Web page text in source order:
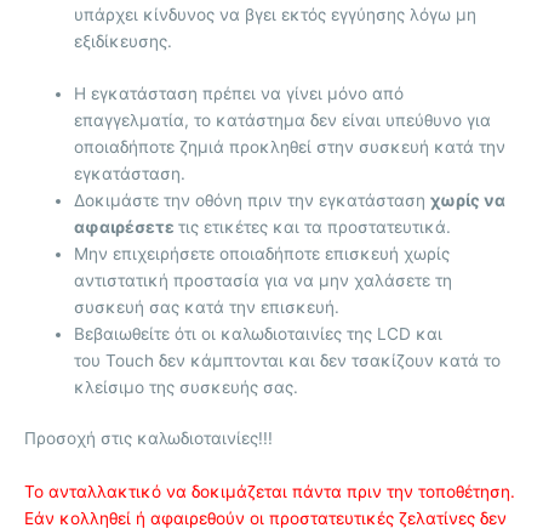
υπάρχει κίνδυνος να βγει εκτός εγγύησης λόγω μη
εξιδίκευσης.
Η εγκατάσταση πρέπει να γίνει μόνο από
επαγγελματία, το κατάστημα δεν είναι υπεύθυνο για
οποιαδήποτε ζημιά προκληθεί στην συσκευή κατά την
εγκατάσταση.
Δοκιμάστε την οθόνη πριν την εγκατάστασηχωρίς να
αφαιρέσετετις ετικέτες και τα προστατευτικά.
Μην επιχειρήσετε οποιαδήποτε επισκευή χωρίς
αντιστατική προστασία για να μην χαλάσετε τη
συσκευή σας κατά την επισκευή.
Βεβαιωθείτε ότι οι καλωδιοταινίες της LCD και
του Touch δεν κάμπτονται και δεν τσακίζουν κατά το
κλείσιμο της συσκευής σας.
Προσοχή στις καλωδιοταινίες!!!
Το ανταλλακτικό να δοκιμάζεται πάντα πριν την τοποθέτηση.
Εάν κολληθεί ή αφαιρεθούν οι προστατευτικές ζελατίνες δεν